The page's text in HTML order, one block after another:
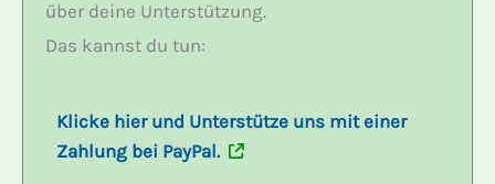
über deine Unterstützung.
Das kannst du tun:
Klicke hier und Unterstütze uns mit einer
Zahlung bei PayPal.